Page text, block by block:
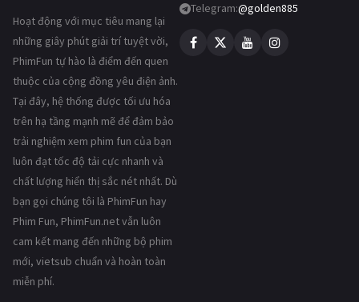
Hoạt động với mục tiêu mang lại
những giây phút giải trí tuyệt vời,
PhimFun tự hào là điểm đến quen
thuộc của cộng đồng yêu điện ảnh.
Tại đây, hệ thống được tối ưu hóa
trên hạ tầng mạnh mẽ để đảm bảo
trải nghiệm xem phim fun của bạn
luôn đạt tốc độ tải cực nhanh và
chất lượng hiển thị sắc nét nhất. Dù
bạn gọi chúng tôi là PhimFun hay
Phim Fun, PhimFun.net vẫn luôn
cam kết mang đến những bộ phim
mới, vietsub chuẩn và hoàn toàn
miễn phí.
Telegram:@golden885